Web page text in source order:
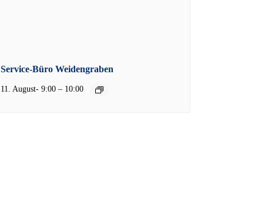
Service-Büro Weidengraben
11. August- 9:00– 10:00